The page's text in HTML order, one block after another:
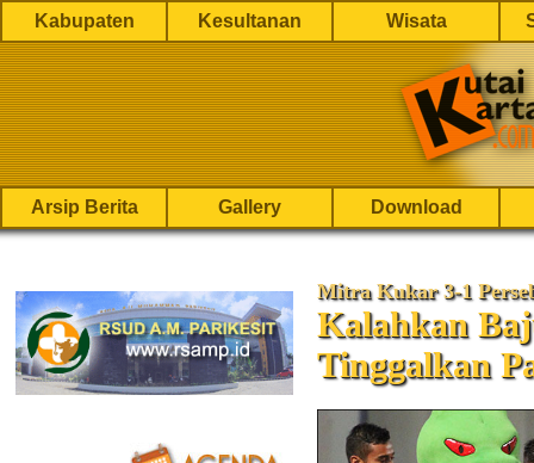
Kabupaten Kesultanan Wisata
Arsip Berita Gallery Download
Mitra Kukar 3-1
Kalahkan
Tinggalkan